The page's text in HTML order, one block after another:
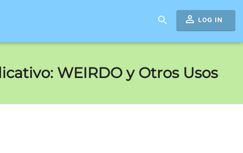
search perm_identity LOG IN
WEIRDO y Otros Usos